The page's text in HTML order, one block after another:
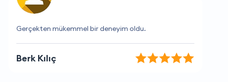
Hızlı, verimli ve dostane hizmet.
Berke Akman